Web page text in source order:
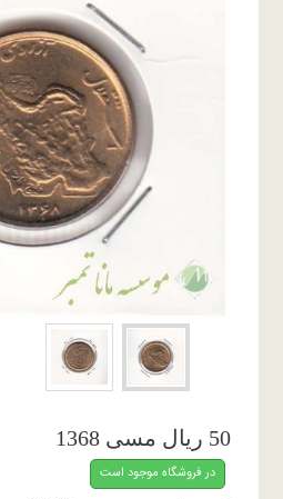
50 ریال مسی 1368
در فروشگاه موجود است